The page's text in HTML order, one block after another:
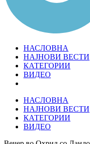
НАСЛОВНА
НАЈНОВИ ВЕСТИ
КАТЕГОРИИ
ВИДЕО
НАСЛОВНА
НАЈНОВИ ВЕСТИ
КАТЕГОРИИ
ВИДЕО